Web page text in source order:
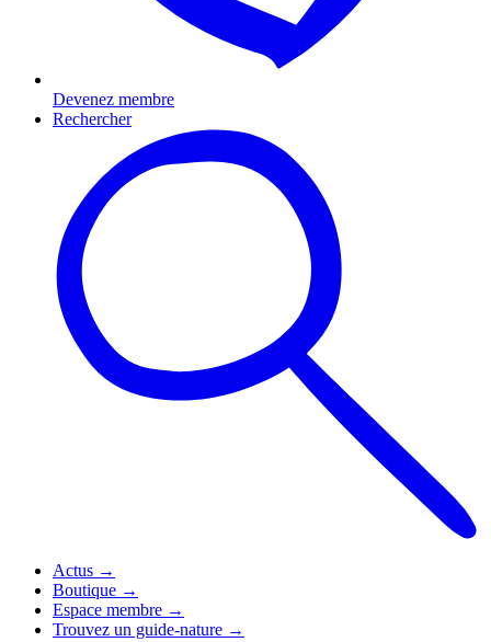
Devenez membre
Rechercher
Actus →
Boutique →
Espace membre →
Trouvez un guide-nature →